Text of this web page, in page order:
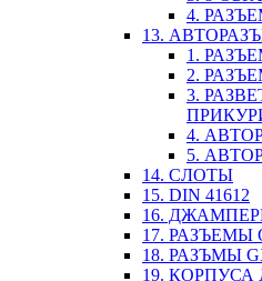
4.
13.
1.
2.
3.
4.
5.
14. СЛОТЫ
15. DIN 41612
16.
17.
18. РАЗЪМЫ
19.